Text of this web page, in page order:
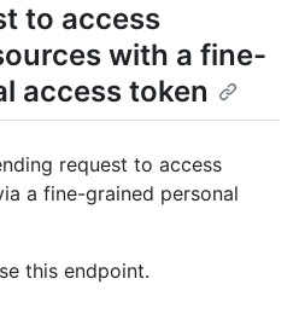
to access
with a fine-
access token
request to access
a fine-grained personal
this endpoint.